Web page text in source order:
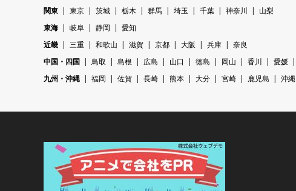
関東
東京 茨城 栃木 群馬 埼玉 千葉 神奈川
山梨
東海
岐阜 静岡
愛知
近畿
三重 和歌山 滋賀 京都 大阪 兵庫
奈良
中国・四国
鳥取 島根 広島 山口 徳島 岡山 香川 愛媛
九州・沖縄
福岡 佐賀 長崎 熊本 大分 宮崎 鹿児島 沖縄